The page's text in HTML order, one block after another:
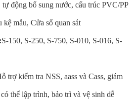
động bổ sung nước, cấu trúc PVC/PP
kệ mẫu, Cửa sổ quan sát
S-150, S-250, S-750, S-010, S-016, S-
trợ kiểm tra NSS, aass và Cass, giám
thể lập trình, bảo trì và vệ sinh dễ